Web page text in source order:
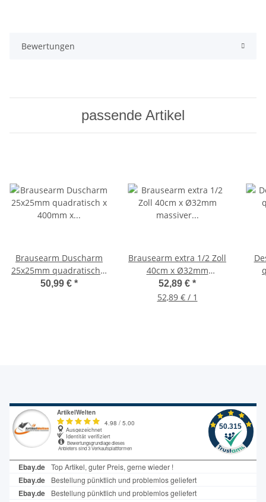
Bewertungen
passende Artikel
Brausearm Duscharm
25x25mm quadratisch x
400mm x 1/2",
50,99 € *
Brausearm extra 1/2 Zoll
40cm x Ø32mm
massiver Duscharm,
chrom
52,89 € *
52,89 € / 1